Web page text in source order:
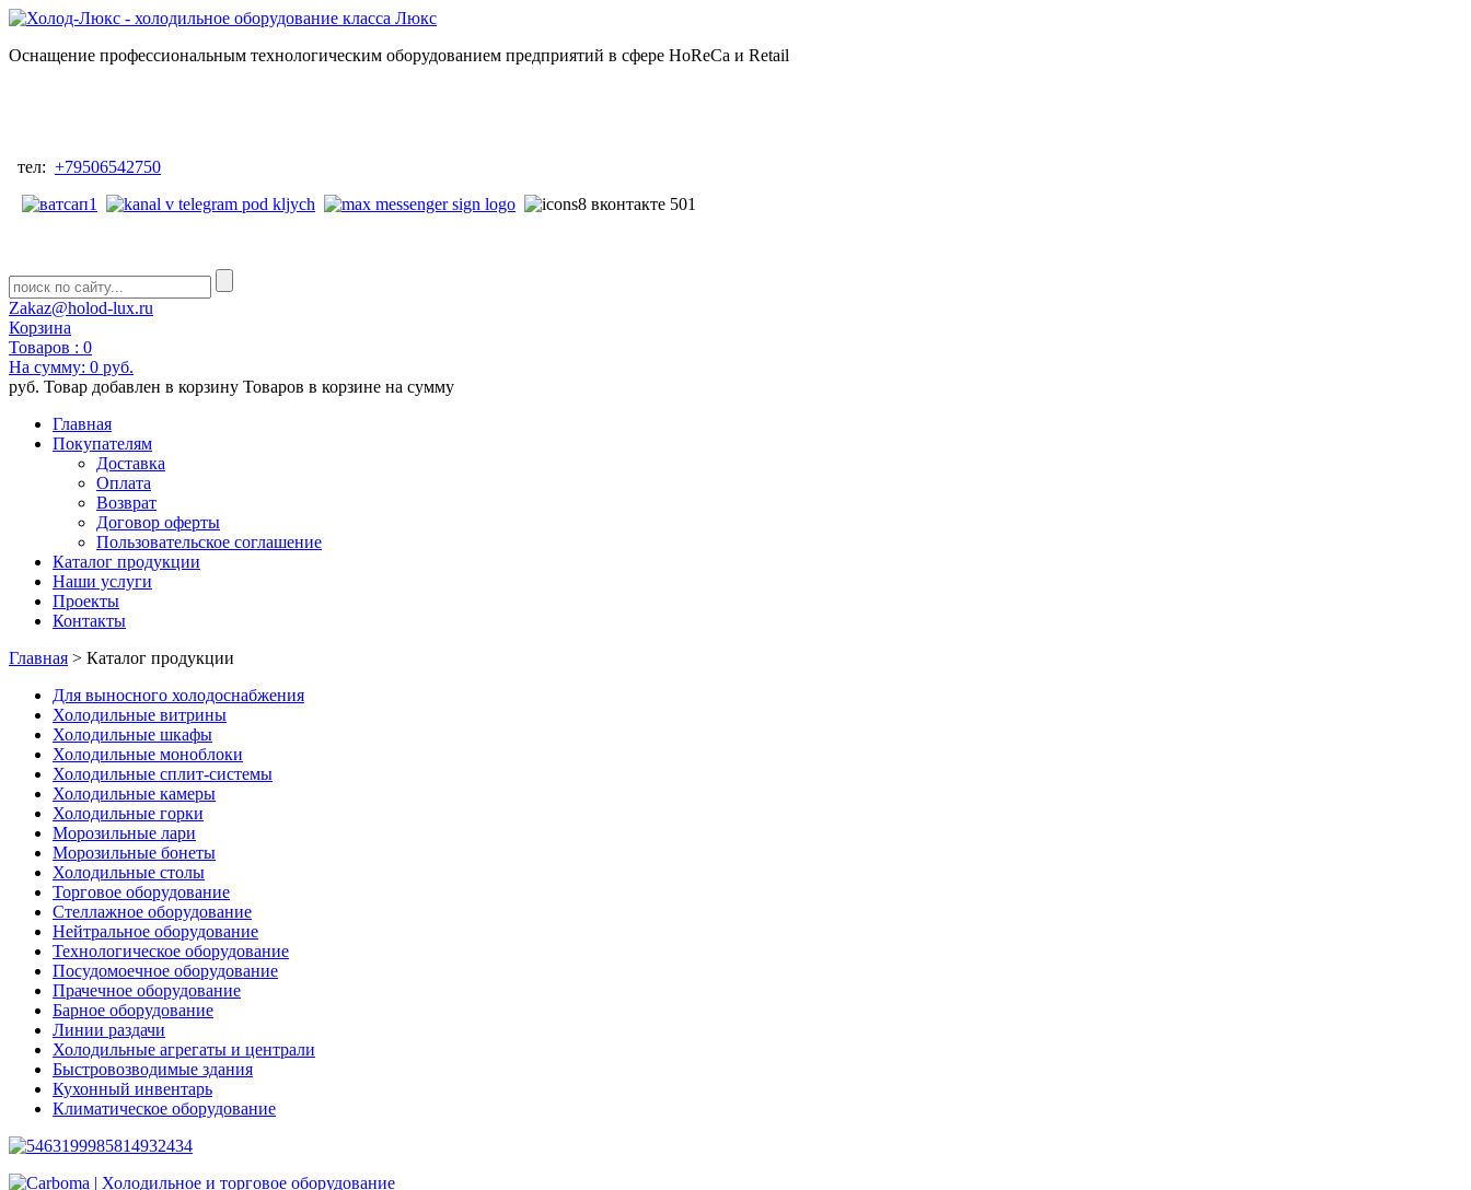
Оснащение профессиональным технологическим оборудованием предприятий в сфере HoReCa и Retail
тел: +79506542750
Zakaz@holod-lux.ru
Корзина
Товаров : 0
На сумму: 0 руб.
руб. Товар добавлен в корзину Товаров в корзине на сумму
Главная
Покупателям
Доставка
Оплата
Возврат
Договор оферты
Пользовательское соглашение
Каталог продукции
Наши услуги
Проекты
Контакты
Главная > Каталог продукции
Для выносного холодоснабжения
Холодильные витрины
Холодильные шкафы
Холодильные моноблоки
Холодильные сплит-системы
Холодильные камеры
Холодильные горки
Морозильные лари
Морозильные бонеты
Холодильные столы
Торговое оборудование
Стеллажное оборудование
Нейтральное оборудование
Технологическое оборудование
Посудомоечное оборудование
Прачечное оборудование
Барное оборудование
Линии раздачи
Холодильные агрегаты и централи
Быстровозводимые здания
Кухонный инвентарь
Климатическое оборудование